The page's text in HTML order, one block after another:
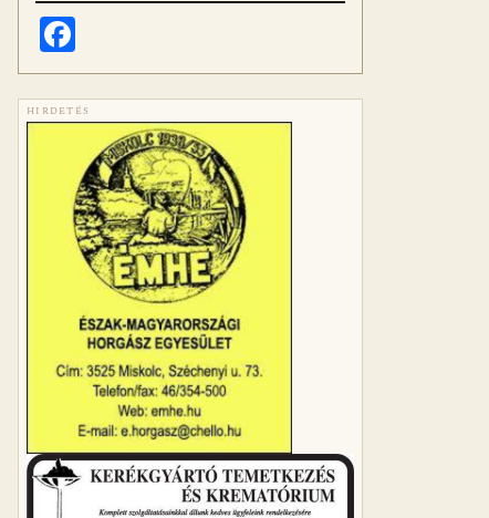
HIRDETÉS